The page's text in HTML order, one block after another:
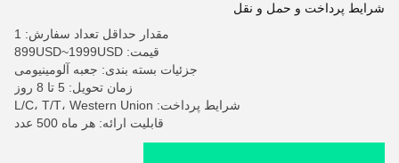
شرایط پرداخت و حمل و نقل
مقدار حداقل تعداد سفارش: 1
قیمت: 899USD~1999USD
جزئیات بسته بندی: جعبه آلومینیومی
زمان تحویل: 5 تا 8 روز
شرایط پرداخت: L/C، T/T، Western Union
قابلیت ارائه: هر ماه 500 عدد